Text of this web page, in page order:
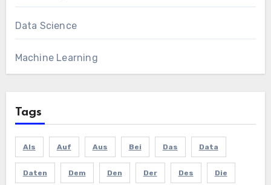
Data Science
Machine Learning
Tags
Als Auf Aus Bei Das Data
Daten Dem Den Der Des Die